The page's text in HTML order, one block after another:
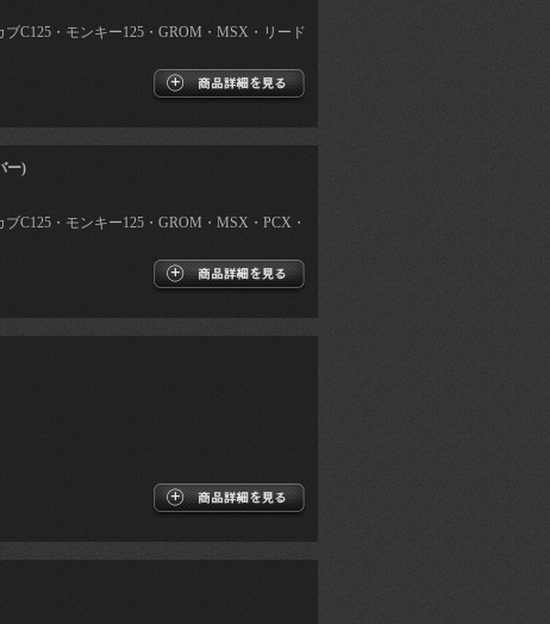
C125・モンキー125・GROM・MSX・リード
ー)
C125・モンキー125・GROM・MSX・PCX・